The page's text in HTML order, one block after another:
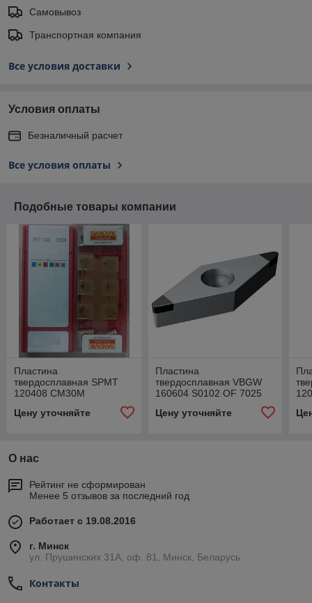
Самовывоз
Транспортная компания
Все условия доставки
Условия оплаты
Безналичный расчет
Все условия оплаты
Подобные товары компании
Пластина
твердосплавная SPMT
120408 СM30M
Цену уточняйте
Пластина
твердосплавная VВGW
160604 S0102 OF 7025
Цену уточняйте
О нас
Рейтинг не сформирован
Менее 5 отзывов за последний год
Работает с 19.08.2016
г. Минск
ул. Прушинских 31А, оф. 81, Минск, Беларусь
Контакты